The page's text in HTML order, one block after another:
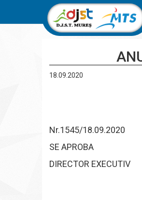
18.09.2020
Nr.1545/18.09.2020
SE APROBA
DIRECTOR EXECUTIV